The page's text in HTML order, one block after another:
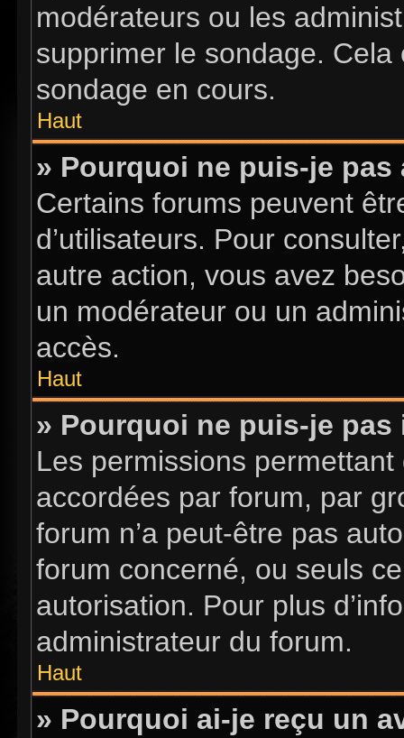
modérateurs ou les
supprimer le sondage. Cela
sondage en cours.
Haut
» Pourquoi ne puis-je
Certains forums peuvent
d’utilisateurs. Pour
autre action, vous avez
un modérateur ou un
accès.
Haut
» Pourquoi ne puis-je
Les permissions
accordées par forum, par
forum n’a peut-être pas
forum concerné, ou seuls
autorisation. Pour plus
administrateur du forum.
Haut
» Pourquoi ai-je reçu un